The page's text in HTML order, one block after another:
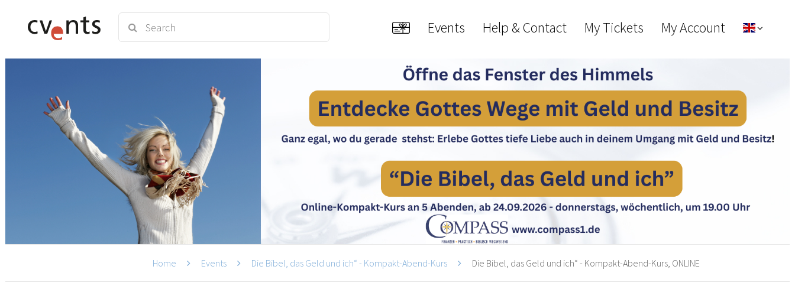
Events Help & Contact My Tickets My Account
Home Events Die Bibel, das Geld und ich“ - Kompakt-Abend-Kurs Die Bibel, das Geld und ich“ - Kompakt-Abend-Kurs, ONLINE